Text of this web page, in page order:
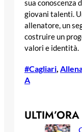
sua conoscenza
giovani talenti.
allenatore, un
costruire un
valori e identità.
#Cagliari,
A
ULTIM’ORA